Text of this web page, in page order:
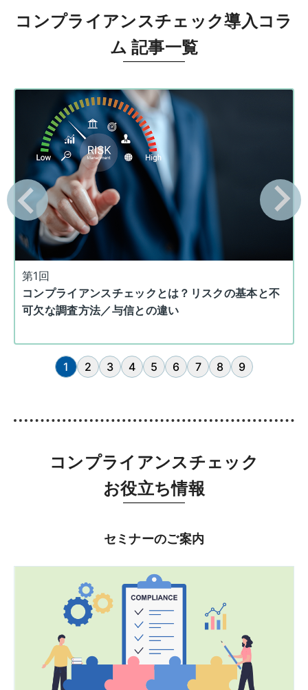
コンプライアンスチェック導入コラ
ム 記事一覧
第1回
コンプライアンスチェックとは？リスクの基本と不
可欠な調査方法／与信との違い
コンプライアンスチェック
お役立ち情報
セミナーのご案内